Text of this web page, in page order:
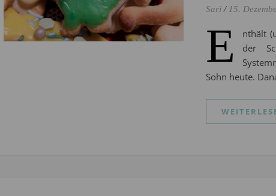
Sari / 15.
E
nthält
der
Sohn heute.